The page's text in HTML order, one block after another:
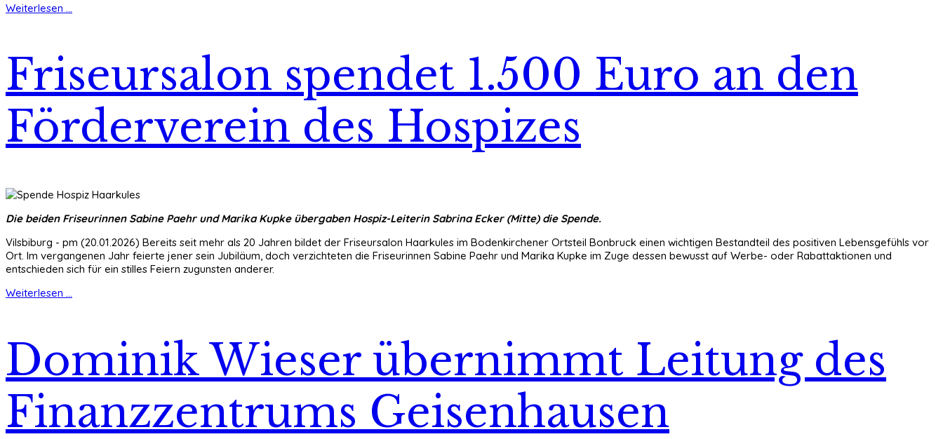
Weiterlesen ...
Friseursalon spendet 1.500 Euro an den
Förderverein des Hospizes
Die beiden Friseurinnen Sabine Paehr und Marika Kupke übergaben Hospiz-Leiterin Sabrina Ecker (Mitte) die Spende.
Vilsbiburg - pm (20.01.2026) Bereits seit mehr als 20 Jahren bildet der Friseursalon Haarkules im Bodenkirchener Ortsteil Bonbruck einen wichtigen Bestandteil des positiven Lebensgefühls vor
Ort. Im vergangenen Jahr feierte jener sein Jubiläum, doch verzichteten die Friseurinnen Sabine Paehr und Marika Kupke im Zuge dessen bewusst auf Werbe- oder Rabattaktionen und
entschieden sich für ein stilles Feiern zugunsten anderer.
Weiterlesen ...
Dominik Wieser übernimmt Leitung des
Finanzzentrums Geisenhausen